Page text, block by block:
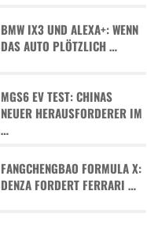
BMW IX3 UND ALEXA+: WENN
DAS AUTO PLÖTZLICH …
MGS6 EV TEST: CHINAS
NEUER HERAUSFORDERER IM
…
FANGCHENGBAO FORMULA X:
DENZA FORDERT FERRARI …